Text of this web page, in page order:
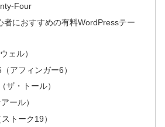
Four
者におすすめの有料WordPressテー
ェル）
アフィンガー6）
ザ・トール）
ール）
トーク19）